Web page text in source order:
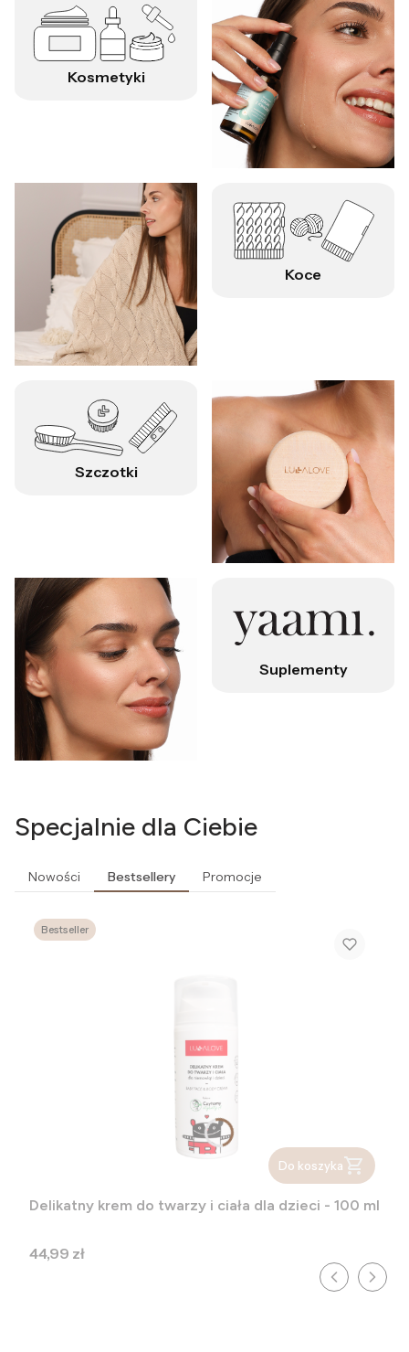
Kosmetyki
Koce
Szczotki
Suplementy
Specjalnie dla Ciebie
Nowości Bestsellery Promocje
Bestseller
Do koszyka
Delikatny krem do twarzy i ciała dla dzieci - 100 ml
Cena
44,99 zł